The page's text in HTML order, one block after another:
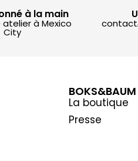
à la main
à Mexico
City
BOKS&BAUM
La boutique
Presse